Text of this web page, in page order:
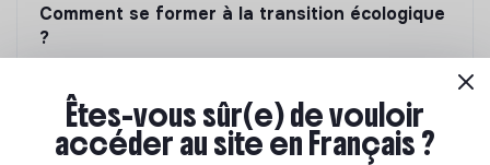
Comment se former à la transition écologique
?
Êtes-vous sûr(e) de vouloir
accéder au site en Français ?